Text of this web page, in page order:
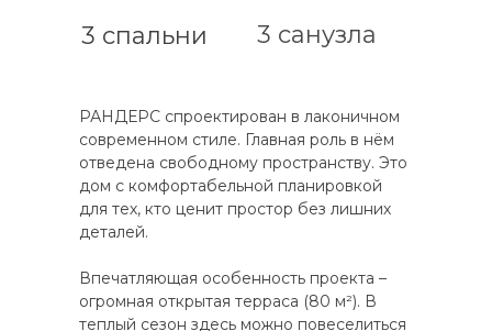
3 спальни 3 санузла
РАНДЕРС спроектирован в лаконичном
современном стиле. Главная роль в нём
отведена свободному пространству. Это
дом с комфортабельной планировкой
для тех, кто ценит простор без лишних
деталей.
Впечатляющая особенность проекта –
огромная открытая терраса (80 м²). В
теплый сезон здесь можно повеселиться